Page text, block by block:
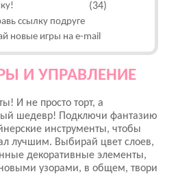
(34)
ссылку подруге
новые игры на e-mail
И УПРАВЛЕНИЕ
И не просто торт, а
шедевр! Подключи фантазию
инструменты, чтобы
лучшим. Выбирай цвет слоев,
декоративные элементы,
узорами, в общем, твори